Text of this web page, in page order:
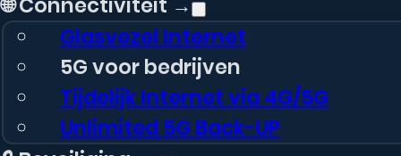
Glasvezel Internet
5G voor bedrijven
Tijdelijk Internet via 4G/5G
Unlimited 5G Back-UP